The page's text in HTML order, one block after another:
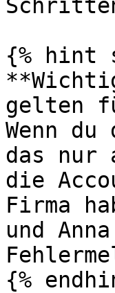
{% hint
gelten
Wenn
das nur
die
Firma
und
{%